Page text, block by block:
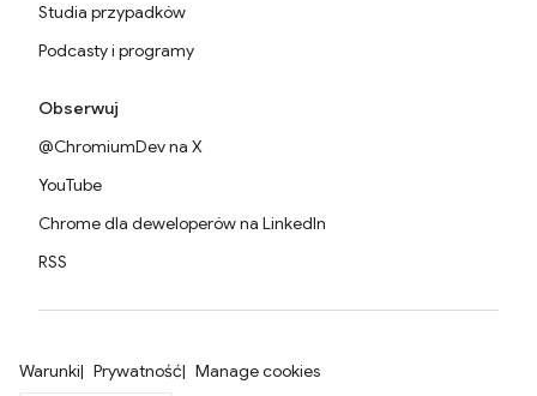
Studia przypadków
Podcasty i programy
Obserwuj
@ChromiumDev na X
YouTube
Chrome dla deweloperów na LinkedIn
RSS
Warunki Prywatność Manage cookies